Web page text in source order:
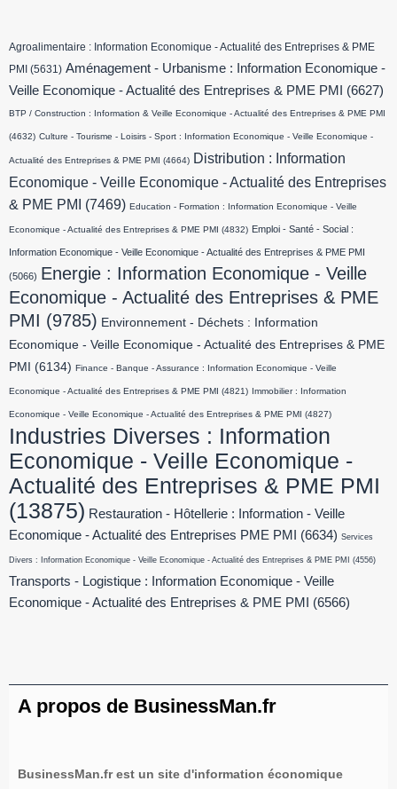
Agroalimentaire : Information Economique - Actualité des Entreprises & PME
PMI (5631) Aménagement - Urbanisme : Information Economique -
Veille Economique - Actualité des Entreprises & PME PMI
(6627)
BTP / Construction : Information & Veille Economique - Actualité des Entreprises & PME PMI
(4632) Culture - Tourisme - Loisirs - Sport : Information Economique - Veille Economique -
Actualité des Entreprises & PME PMI (4664) Distribution : Information
Economique - Veille Economique - Actualité des Entreprises
& PME PMI
(7469) Education - Formation : Information Economique - Veille
Economique - Actualité des Entreprises & PME PMI (4832) Emploi - Santé - Social :
Information Economique - Veille Economique - Actualité des Entreprises & PME PMI
(5066) Energie : Information Economique - Veille
Economique - Actualité des Entreprises & PME
PMI (9785) Environnement - Déchets : Information
Economique - Veille Economique - Actualité des Entreprises & PME
PMI
(6134) Finance - Banque - Assurance : Information Economique - Veille
Economique - Actualité des Entreprises & PME PMI (4821) Immobilier : Information
Economique - Veille Economique - Actualité des Entreprises & PME PMI (4827)
Industries Diverses : Information
Economique - Veille Economique -
Actualité des Entreprises & PME PMI
(13875) Restauration - Hôtellerie : Information - Veille
Economique - Actualité des Entreprises PME PMI
(6634) Services
Divers : Information Economique - Veille Economique - Actualité des Entreprises & PME PMI (4556)
Transports - Logistique : Information Economique - Veille
Economique - Actualité des Entreprises & PME PMI
(6566)
A propos de BusinessMan.fr
BusinessMan.fr est un site d'information économique